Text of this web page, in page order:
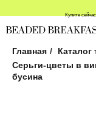
Купите
Главная / Каталог
Серьги-цветы в
бусина